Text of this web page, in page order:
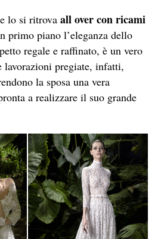
lo si ritrova all over con ricami
primo piano l’eleganza dello
regale e raffinato, è un vero
pregiate, infatti,
la sposa una vera
a realizzare il suo grande